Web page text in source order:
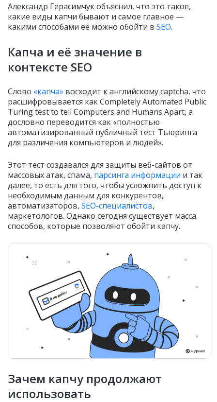
Александр Герасимчук объяснил, что это такое,
какие виды капчи бывают и самое главное —
какими способами её можно обойти в SEO.
Капча и её значение в
контексте SEO
Слово «капча» восходит к английскому captcha, что
расшифровывается как Completely Automated Public
Turing test to tell Computers and Humans Apart, а
дословно переводится как «полностью
автоматизированный публичный тест Тьюринга
для различения компьютеров и людей».
Этот тест создавался для защиты веб-сайтов от
массовых атак, спама, парсинга информации и так
далее, то есть для того, чтобы усложнить доступ к
необходимым данным для конкурентов,
автоматизаторов, SEO-специалистов,
маркетологов. Однако сегодня существует масса
способов, которые позволяют обойти капчу.
Зачем капчу продолжают
использовать